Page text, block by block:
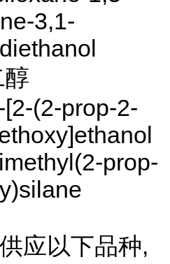
3,1-
醇
(2-prop-2-
prop-
应以下品种,